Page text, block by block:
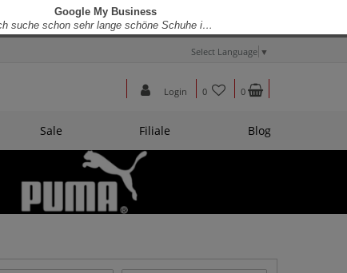
Select Language ▼
Login 0 0
Sale Filiale Blog